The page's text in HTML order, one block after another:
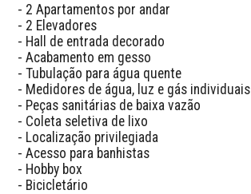
- 2 Apartamentos por andar
- 2 Elevadores
- Hall de entrada decorado
- Acabamento em gesso
- Tubulação para água quente
- Medidores de água, luz e gás individuais
- Peças sanitárias de baixa vazão
- Coleta seletiva de lixo
- Localização privilegiada
- Acesso para banhistas
- Hobby box
- Bicicletário